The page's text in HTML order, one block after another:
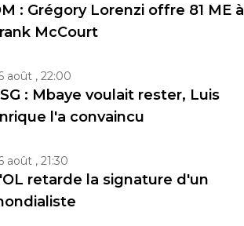
: Grégory Lorenzi offre 81 ME à
McCourt
août , 22:00
: Mbaye voulait rester, Luis
l'a convaincu
août , 21:30
retarde la signature d'un